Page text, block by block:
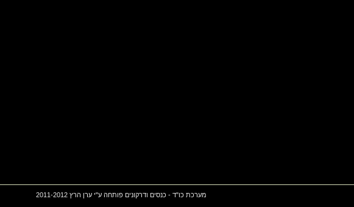
מערכת כו"ד - כנסים ודרקונים פותחה ע"י ערן הרץ 2011-2012